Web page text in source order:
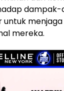
dampak-
untuk
mereka.